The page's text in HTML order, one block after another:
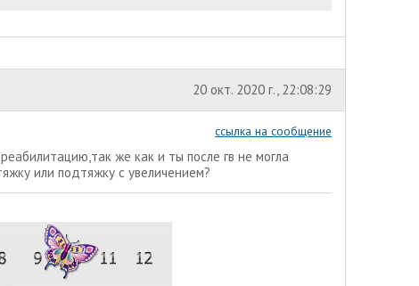
20 окт. 2020 г., 22:08:29
ссылка на сообщение
же как и ты после гв не могла
или подтяжку с увеличением?